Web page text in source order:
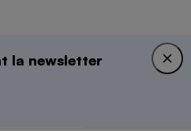
la newsletter
syndicats, des producteurs et des